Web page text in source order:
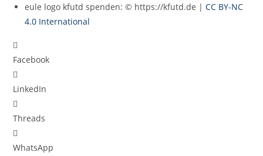
eule logo kfutd spenden: © https://kfutd.de |CC BY-NC
4.0 International
Facebook
LinkedIn
Threads
WhatsApp